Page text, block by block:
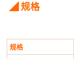
◢ 规格
规格